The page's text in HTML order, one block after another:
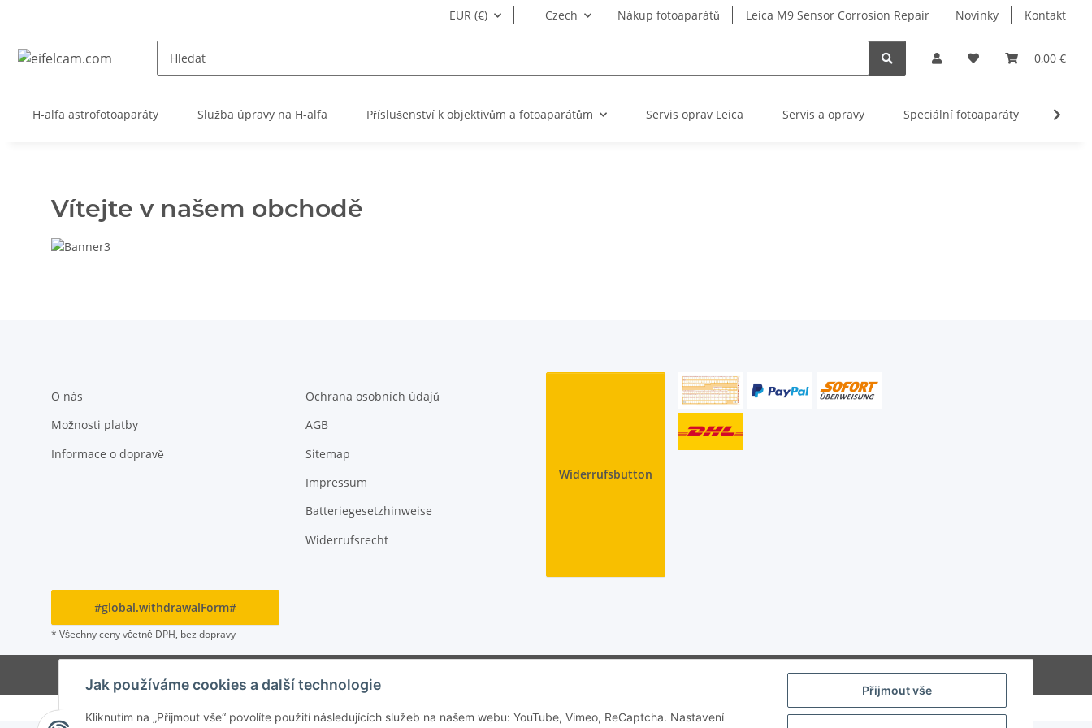
Přijmout vše
Jak používáme cookies a další technologie
Kliknutím na „Přijmout vše“ povolíte použití následujících služeb na našem webu: YouTube, Vimeo, ReCaptcha. Nastavení
EUR (€) Czech Nákup fotoaparátů Leica M9 Sensor Corrosion Repair Novinky Kontakt
0,00 €
H-alfa astrofotoaparáty Služba úpravy na H-alfa Příslušenství k objektivům a fotoaparátům Servis oprav Leica Servis a opravy Speciální fotoaparáty
Vítejte v našem obchodě
O nás
Možnosti platby
Informace o dopravě
Ochrana osobních údajů
AGB
Sitemap
Impressum
Batteriegesetzhinweise
Widerrufsrecht
Widerrufsbutton
#global.withdrawalForm#
* Všechny ceny včetně DPH, bez dopravy
Powered byJTL-Shop